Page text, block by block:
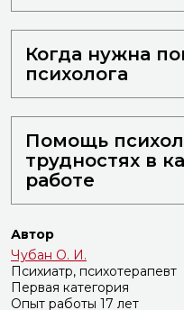
Когда нужна
психолога
Помощь
трудностях в
работе
Автор
Чубан О. И.
Психиатр, психотерапевт
Первая категория
Опыт работы 17 лет